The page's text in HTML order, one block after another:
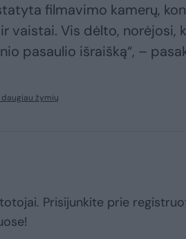
filmavimo kamerų,
vaistai. Vis dėlto, norėjosi,
pasaulio išraišką“, –
žymių
Prisijunkite prie